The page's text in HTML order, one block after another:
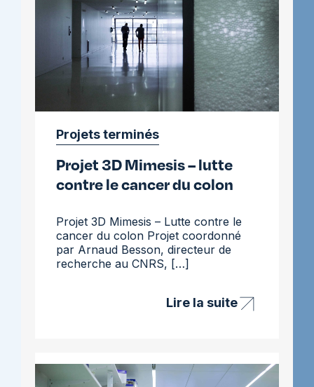
la
moelle
osseuse
Projets terminés
Projet 3D Mimesis – lutte
contre le cancer du colon
Projet 3D Mimesis – Lutte contre le
cancer du colon Projet coordonné
par Arnaud Besson, directeur de
recherche au CNRS, […]
Lire la suite
Projet
lutte
contre